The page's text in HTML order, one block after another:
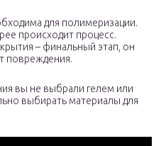
для полимеризации.
происходит процесс.
– финальный этап, он
повреждения.
вы не выбрали гелем или
выбирать материалы для